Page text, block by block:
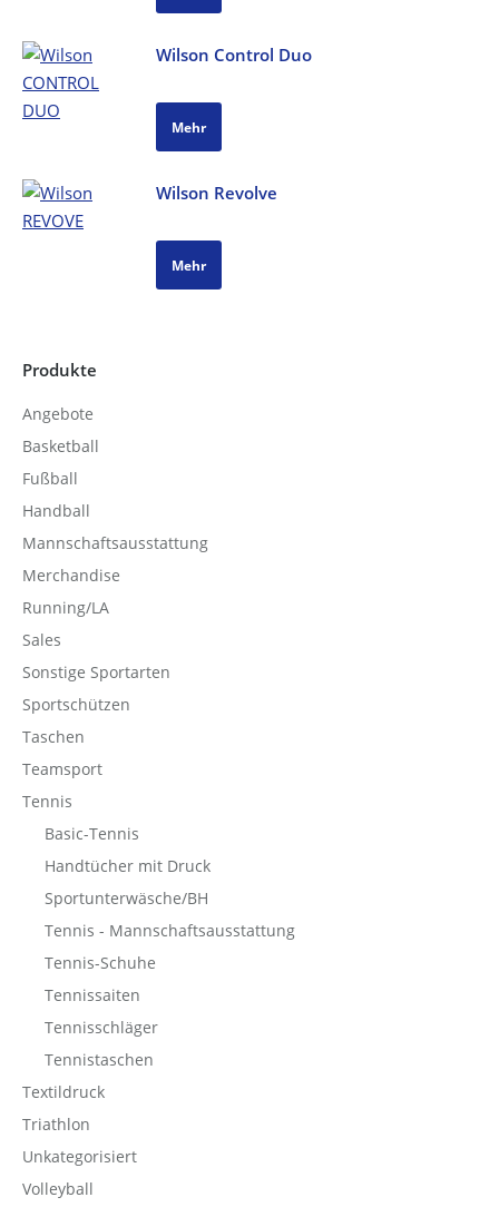
Wilson Control Duo
Mehr
Wilson Revolve
Mehr
Produkte
Angebote
Basketball
Fußball
Handball
Mannschaftsausstattung
Merchandise
Running/LA
Sales
Sonstige Sportarten
Sportschützen
Taschen
Teamsport
Tennis
Basic-Tennis
Handtücher mit Druck
Sportunterwäsche/BH
Tennis - Mannschaftsausstattung
Tennis-Schuhe
Tennissaiten
Tennisschläger
Tennistaschen
Textildruck
Triathlon
Unkategorisiert
Volleyball